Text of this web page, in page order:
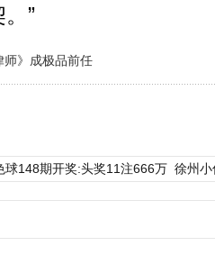
”
师》成极品前任
球148期开奖:头奖11注666万 徐州